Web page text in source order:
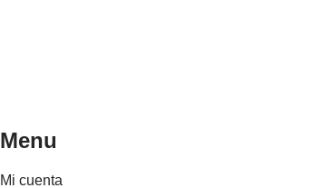
Menu
Mi cuenta